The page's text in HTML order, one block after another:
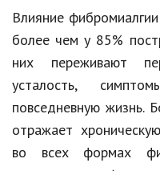
Влияние фибромиалгии
более чем у 85%
них переживают
усталость,
повседневную жизнь.
отражает
во всех формах